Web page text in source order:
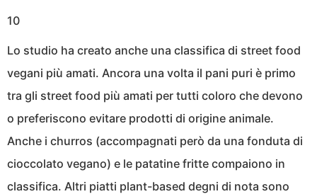
10
Lo studio ha creato anche una classifica di street food
vegani più amati. Ancora una volta il pani puri è primo
tra gli street food più amati per tutti coloro che devono
o preferiscono evitare prodotti di origine animale.
Anche i churros (accompagnati però da una fonduta di
cioccolato vegano) e le patatine fritte compaiono in
classifica. Altri piatti plant-based degni di nota sono